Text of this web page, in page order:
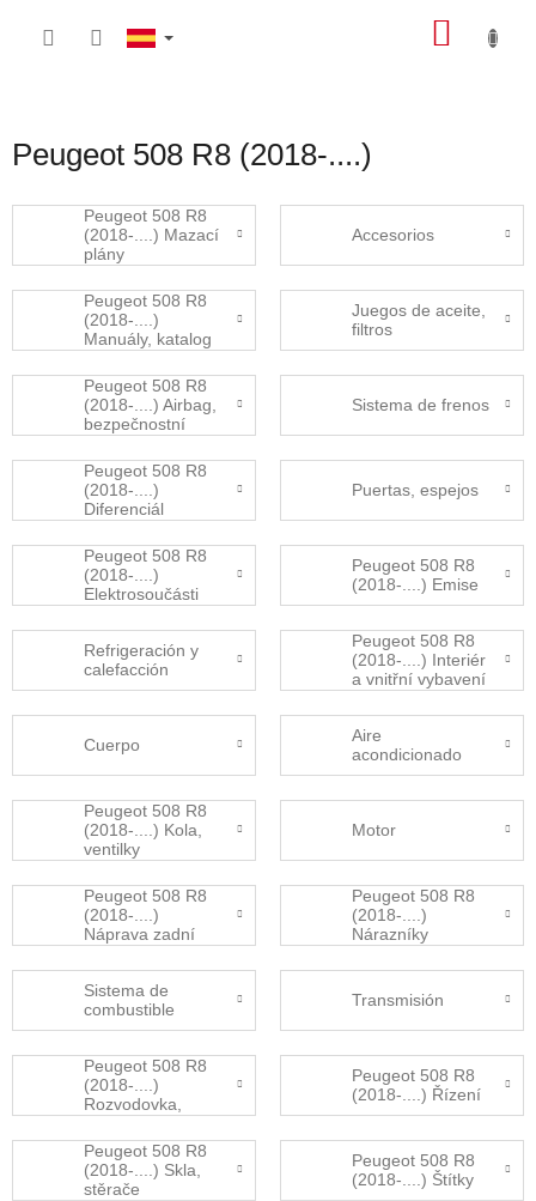
Peugeot 508 R8 (2018-....)
Peugeot 508 R8
(2018-....) Mazací
plány
Accesorios
Peugeot 508 R8
(2018-....)
Manuály, katalog
Juegos de aceite,
filtros
Peugeot 508 R8
(2018-....) Airbag,
bezpečnostní
Sistema de frenos
Peugeot 508 R8
(2018-....)
Diferenciál
Puertas, espejos
Peugeot 508 R8
(2018-....)
Elektrosoučásti
Peugeot 508 R8
(2018-....) Emise
Refrigeración y
calefacción
Peugeot 508 R8
(2018-....) Interiér
a vnitřní vybavení
Cuerpo
Aire
acondicionado
Peugeot 508 R8
(2018-....) Kola,
ventilky
Motor
Peugeot 508 R8
(2018-....)
Náprava zadní
Peugeot 508 R8
(2018-....)
Nárazníky
Sistema de
combustible
Transmisión
Peugeot 508 R8
(2018-....)
Rozvodovka,
převodovka
Peugeot 508 R8
(2018-....) Řízení
Peugeot 508 R8
(2018-....) Skla,
stěrače
Peugeot 508 R8
(2018-....) Štítky